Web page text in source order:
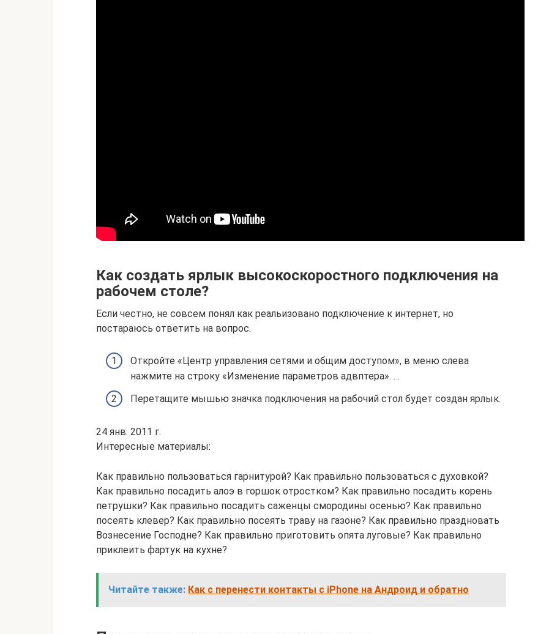
Как создать ярлык высокоскоростного подключения на
рабочем столе?
Если честно, не совсем понял как реальизовано подключение к интернет, но
постараюсь ответить на вопрос.
Откройте «Центр управления сетями и общим доступом», в меню слева
нажмите на строку «Изменение параметров адвптера». …
Перетащите мышью значка подключения на рабочий стол будет создан ярлык.
24 янв. 2011 г.
Интересные материалы:
Как правильно пользоваться гарнитурой? Как правильно пользоваться с духовкой?
Как правильно посадить алоэ в горшок отростком? Как правильно посадить корень
петрушки? Как правильно посадить саженцы смородины осенью? Как правильно
посеять клевер? Как правильно посеять траву на газоне? Как правильно праздновать
Вознесение Господне? Как правильно приготовить опята луговые? Как правильно
приклеить фартук на кухне?
Читайте также: Как с перенести контакты с iPhone на Андроид и обратно